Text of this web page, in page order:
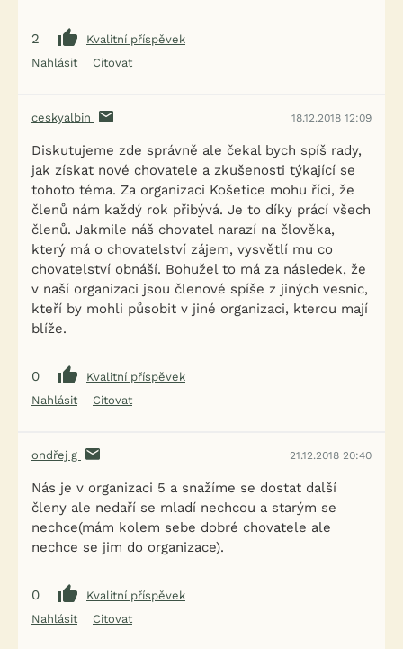
2
Kvalitní příspěvek
Nahlásit
Citovat
ceskyalbin 18.12.2018 12:09
Diskutujeme zde správně ale čekal bych spíš rady,
jak získat nové chovatele a zkušenosti týkající se
tohoto téma. Za organizaci Košetice mohu říci, že
členů nám každý rok přibývá. Je to díky prácí všech
členů. Jakmile náš chovatel narazí na člověka,
který má o chovatelství zájem, vysvětlí mu co
chovatelství obnáší. Bohužel to má za následek, že
v naší organizaci jsou členové spíše z jiných vesnic,
kteří by mohli působit v jiné organizaci, kterou mají
blíže.
0
Kvalitní příspěvek
Nahlásit
Citovat
ondřej g 21.12.2018 20:40
Nás je v organizaci 5 a snažíme se dostat další
členy ale nedaří se mladí nechcou a starým se
nechce(mám kolem sebe dobré chovatele ale
nechce se jim do organizace).
0
Kvalitní příspěvek
Nahlásit
Citovat